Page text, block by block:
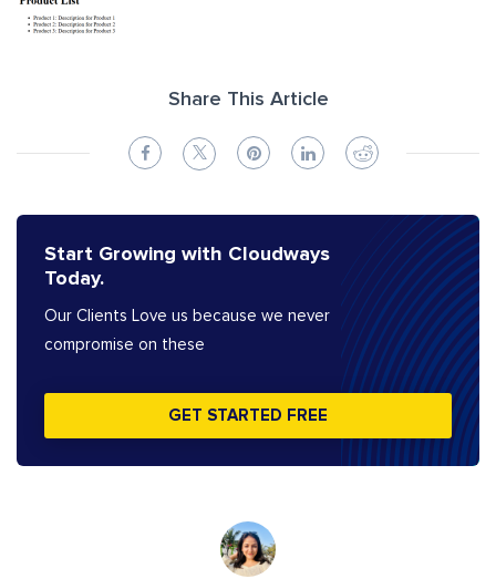
Share This Article
Start Growing with Cloudways
Today.
Our Clients Love us because we never
compromise on these
GET STARTED FREE